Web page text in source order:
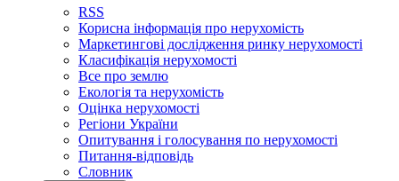
RSS
Корисна інформація про нерухомість
Маркетингові дослідження ринку нерухомості
Класифікація нерухомості
Все про землю
Екологія та нерухомість
Оцінка нерухомості
Регіони України
Опитування і голосування по нерухомості
Питання-відповідь
Словник